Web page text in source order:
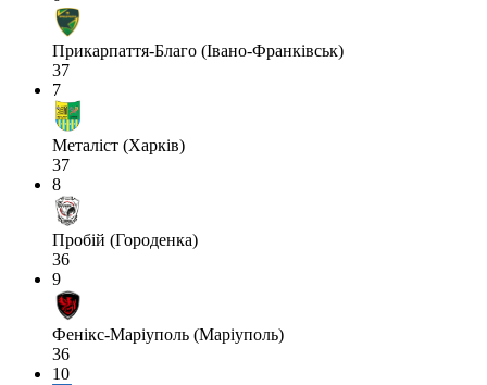
Прикарпаття-Благо (Івано-Франківськ)
37
7
Металіст (Харків)
37
8
Пробій (Городенка)
36
9
Фенікс-Маріуполь (Маріуполь)
36
10